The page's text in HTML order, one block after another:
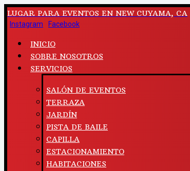
LUGAR PARA EVENTOS EN NEW CUYAMA, CA
Instagram Facebook
INICIO
SOBRE NOSOTROS
SERVICIOS
SALÓN DE EVENTOS
TERRAZA
JARDÍN
PISTA DE BAILE
CAPILLA
ESTACIONAMIENTO
HABITACIONES